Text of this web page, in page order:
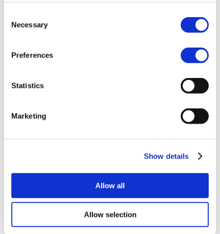
Selection
Necessary
Preferences
Statistics
Marketing
Show details
Allow all
Allow selection
Suora lähetys
Videon editointi
AI-avatarit
Sulje ratkaisut
Markkinointi
Sulje Kehittäjät
OHJELMOINTIRAJAPINTA
Lähteet
Sijoittajat